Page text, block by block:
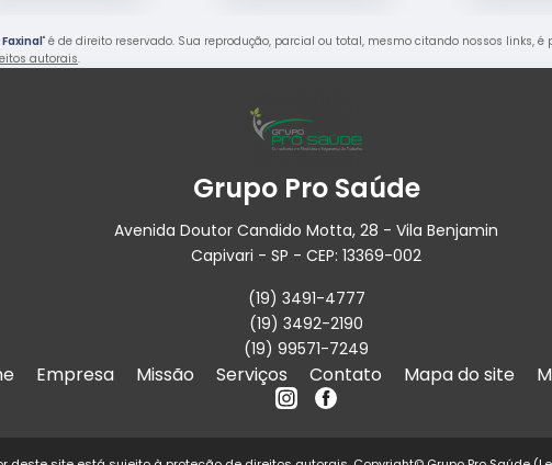
" é de direito reservado. Sua reprodução, parcial ou total, mesmo citando nossos links,
autorais.
Grupo Pro Saúde
Avenida Doutor Candido Motta, 28 - Vila Benjamin
Capivari - SP - CEP: 13369-002
(19) 3491-4777
(19) 3492-2190
(19) 99571-7249
Empresa Missão Serviços Contato Mapa do site